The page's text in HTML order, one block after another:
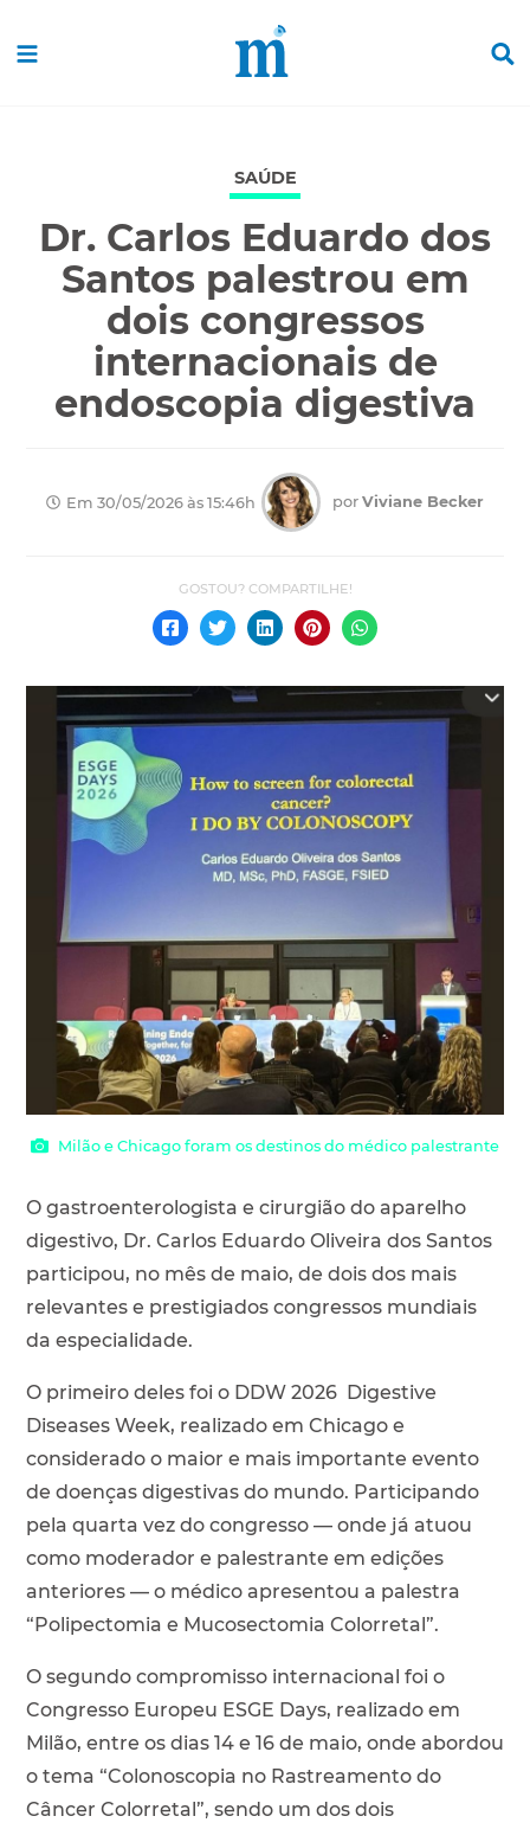
SAÚDE
Dr. Carlos Eduardo dos
Santos palestrou em
dois congressos
internacionais de
endoscopia digestiva
Em 30/05/2026 às 15:46h porViviane Becker
Milão e Chicago foram os destinos do médico palestrante
O gastroenterologista e cirurgião do aparelho
digestivo, Dr. Carlos Eduardo Oliveira dos Santos
participou, no mês de maio, de dois dos mais
relevantes e prestigiados congressos mundiais
da especialidade.
O primeiro deles foi o DDW 2026 Digestive
Diseases Week, realizado em Chicago e
considerado o maior e mais importante evento
de doenças digestivas do mundo. Participando
pela quarta vez do congresso — onde já atuou
como moderador e palestrante em edições
anteriores — o médico apresentou a palestra
“Polipectomia e Mucosectomia Colorretal”.
O segundo compromisso internacional foi o
Congresso Europeu ESGE Days, realizado em
Milão, entre os dias 14 e 16 de maio, onde abordou
o tema “Colonoscopia no Rastreamento do
Câncer Colorretal”, sendo um dos dois